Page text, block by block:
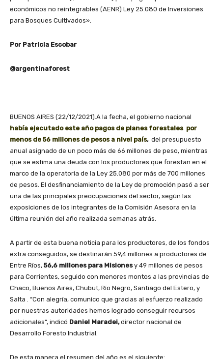
económicos no reintegrables (AENR) Ley 25.080 de Inversiones
para Bosques Cultivados».
Por Patricia Escobar
@argentinaforest
BUENOS AIRES (22/12/2021).A la fecha, el gobierno nacional
había ejecutado este año pagos de planes forestales por
menos de 56 millones de pesos a nivel país,del presupuesto
anual asignado de un poco más de 66 millones de peso, mientras
que se estima una deuda con los productores que forestan en el
marco de la operatoria de la Ley 25.080 por más de 700 millones
de pesos. El desfinanciamiento de la Ley de promoción pasó a ser
una de las principales preocupaciones del sector, según las
exposiciones de los integrantes de la Comisión Asesora en la
última reunión del año realizada semanas atrás.
A partir de esta buena noticia para los productores, de los fondos
extra conseguidos, se destinarán 59,4 millones a productores de
Entre Ríos, 56,6 millones para Misionesy 49 millones de pesos
para Corrientes, seguido con menores montos a las provincias de
Chaco, Buenos Aires, Chubut, Río Negro, Santiago del Estero, y
Salta . “Con alegría, comunico que gracias al esfuerzo realizado
por nuestras autoridades hemos logrado conseguir recursos
adicionales”, indicó Daniel Maradei,director nacional de
Desarrollo Foresto Industrial.
De esta manera el resumen del año es el siguiente: